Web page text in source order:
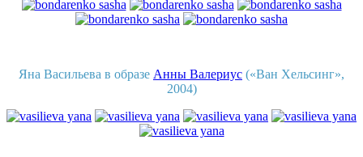
Яна Васильева в образе Анны Валериус («Ван Хельсинг»,
2004)